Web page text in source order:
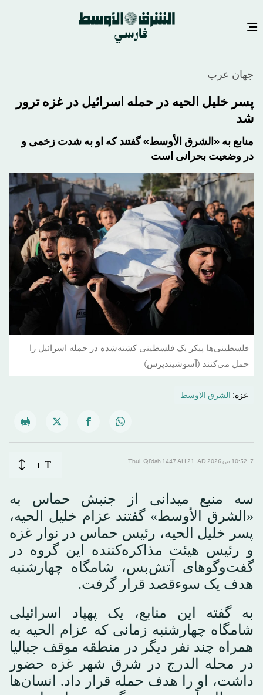
اصلی
جهان عرب
پسر خلیل الحیه در حمله اسرائیل در غزه ترور
شد
منابع به «الشرق الأوسط» گفتند که او به شدت زخمی و
در وضعیت بحرانی است
فلسطینی‌ها پیکر یک فلسطینی کشته‌شده در حمله اسرائیل را
حمل می‌کنند (آسوشیتدپرس)
غزه: الشرق الاوسط
10:52-7 می 2026 AD ـ 21 Thul-Qi’dah 1447 AH T
T
سه منبع میدانی از جنبش حماس به
«الشرق الأوسط» گفتند عزام خلیل الحیه،
پسر خلیل الحیه، رئیس حماس در نوار غزه
و رئیس هیئت مذاکره‌کننده این گروه در
گفت‌وگوهای آتش‌بس، شامگاه چهارشنبه
هدف یک سوءقصد قرار گرفت.
به گفته این منابع، یک پهپاد اسرائیلی
شامگاه چهارشنبه زمانی که عزام الحیه به
همراه چند نفر دیگر در منطقه موقف جبالیا
در محله الدرج در شرق شهر غزه حضور
داشت، او را هدف حمله قرار داد. انسان‌ها